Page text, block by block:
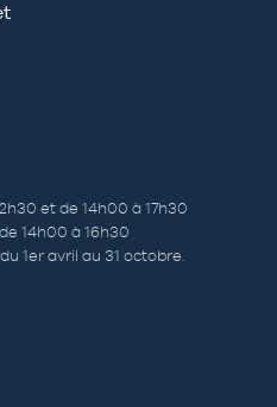
et de 14h00 à 17h30
14h00 à 16h30
1er avril au 31 octobre.